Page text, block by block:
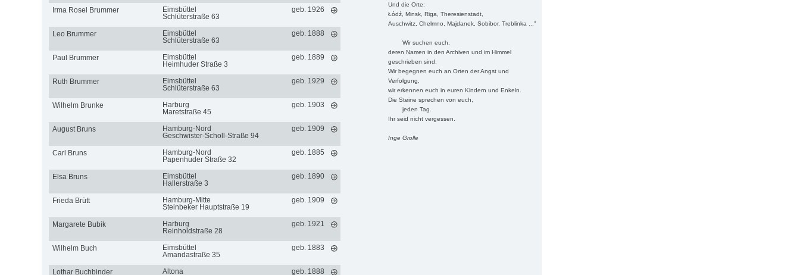
Und die Orte:
Łódź, Minsk, Riga, Theresienstadt,
Auschwitz, Chelmno, Majdanek, Sobibor, Treblinka ..."
Wir suchen euch,
deren Namen in den Archiven und im Himmel
geschrieben sind.
Wir begegnen euch an Orten der Angst und
Verfolgung,
wir erkennen euch in euren Kindern und Enkeln.
Die Steine sprechen von euch,
jeden Tag.
Ihr seid nicht vergessen.
Inge Grolle
Irma Rosel Brummer
Eimsbüttel
Schlüterstraße 63
geb. 1926
Leo Brummer
Eimsbüttel
Schlüterstraße 63
geb. 1888
Paul Brummer
Eimsbüttel
Heimhuder Straße 3
geb. 1889
Ruth Brummer
Eimsbüttel
Schlüterstraße 63
geb. 1929
Wilhelm Brunke
Harburg
Maretstraße 45
geb. 1903
August Bruns
Hamburg-Nord
Geschwister-Scholl-Straße 94
geb. 1909
Carl Bruns
Hamburg-Nord
Papenhuder Straße 32
geb. 1885
Elsa Bruns
Eimsbüttel
Hallerstraße 3
geb. 1890
Frieda Brütt
Hamburg-Mitte
Steinbeker Hauptstraße 19
geb. 1909
Margarete Bubik
Harburg
Reinholdstraße 28
geb. 1921
Wilhelm Buch
Eimsbüttel
Amandastraße 35
geb. 1883
Lothar Buchbinder
Altona
geb. 1888